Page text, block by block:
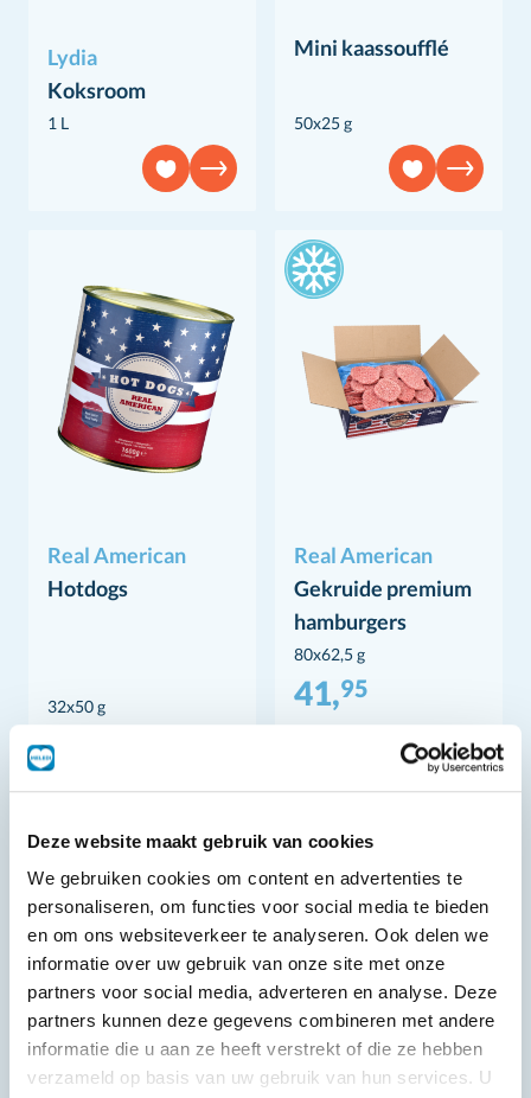
Deze website maakt gebruik van cookies
We gebruiken cookies om content en advertenties te
personaliseren, om functies voor social media te bieden
en om ons websiteverkeer te analyseren. Ook delen we
informatie over uw gebruik van onze site met onze
partners voor social media, adverteren en analyse. Deze
partners kunnen deze gegevens combineren met andere
informatie die u aan ze heeft verstrekt of die ze hebben
verzameld op basis van uw gebruik van hun services. U
Lydia
Koksroom
1 L
Mini kaassoufflé
50x25 g
Real American
Hotdogs
32x50 g
Real American
Gekruide premium
hamburgers
80x62,5 g
41,95